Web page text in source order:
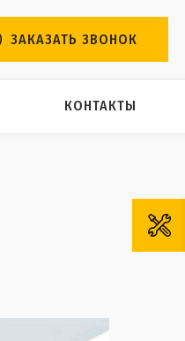
ЗАКАЗАТЬ ЗВОНОК
КОНТАКТЫ